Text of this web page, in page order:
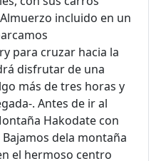
incluido en un
para cruzar hacia la
disfrutar de una
más de tres horas y
. Antes de ir al
Hakodate con
dela montaña
el hermoso centro